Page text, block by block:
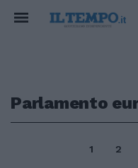
Parlamento
1 2